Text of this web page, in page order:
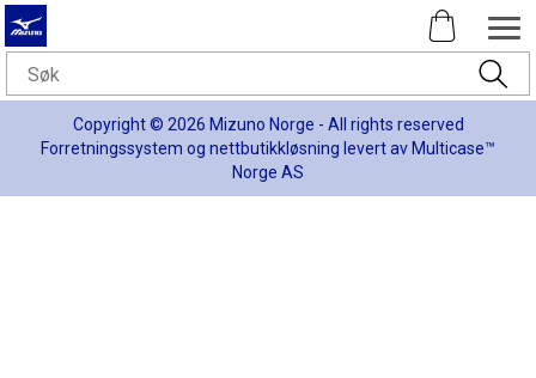
Copyright © 2026 Mizuno Norge - All rights reserved
Forretningssystem og nettbutikkløsning levert av Multicase™
Norge AS